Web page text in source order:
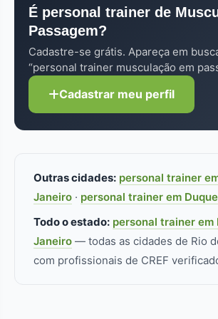
atendimento disponíveis.
"Verificado". Sempre confira o CREF
Regional de Educação Física) no
registro ativo, não pode atuar. Pra
especificamente, formação/
adicional faz diferença real.
É personal trainer de
Passagem?
Cadastre-se grátis. Apareça em
“personal trainer musculação em
Cadastrar meu perfil
Outras cidades: personal trainer
Janeiro · personal trainer em
Todo o estado: personal trainer em
Janeiro — todas as cidades de Rio
com profissionais de CREF